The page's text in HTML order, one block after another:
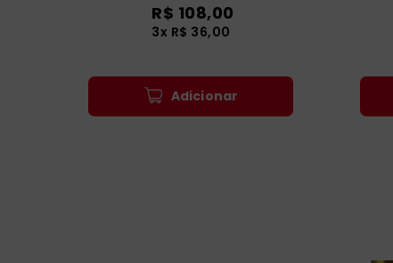
R$ 108,00
3x R$ 36,00
Adicionar